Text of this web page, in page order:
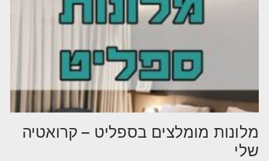
מלונות מומלצים בספליט – קרואטיה
שלי